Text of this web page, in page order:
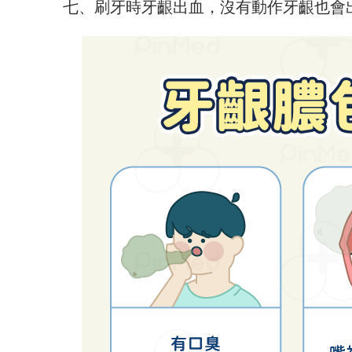
七、刷牙時牙齦出血，沒有動作牙齦也會